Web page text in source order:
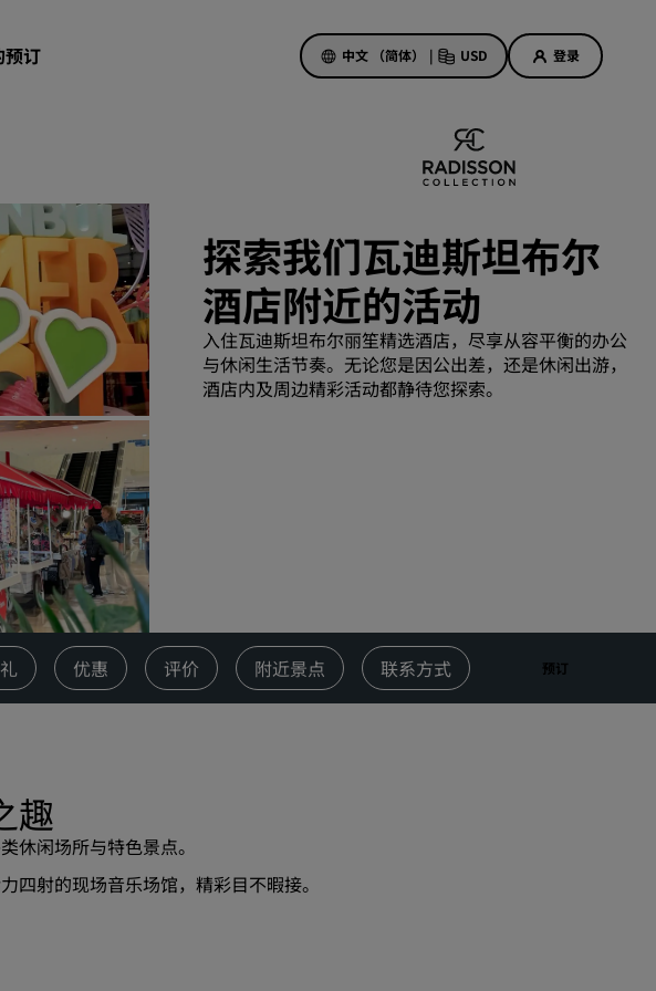
预订 中文 （简体） | USD 登录
将开业的酒店
议
间
美好的初遇，丰厚的奖励
当日特惠
提前预订
查看套餐
商务旅客
市中心酒店
访问我们的博客
探索我们瓦迪斯坦布尔
酒店附近的活动
入住瓦迪斯坦布尔丽笙精选酒店，尽享从容平衡的办公
与休闲生活节奏。无论您是因公出差，还是休闲出游，
酒店内及周边精彩活动都静待您探索。
优惠 评价 附近景点 联系方式 预订
趣
休闲场所与特色景点。
四射的现场音乐场馆，精彩目不暇接。